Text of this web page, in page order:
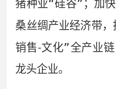
猪种业“硅谷” ；加
桑丝绸产业经济带，
销售-文化”全产业
龙头企业。